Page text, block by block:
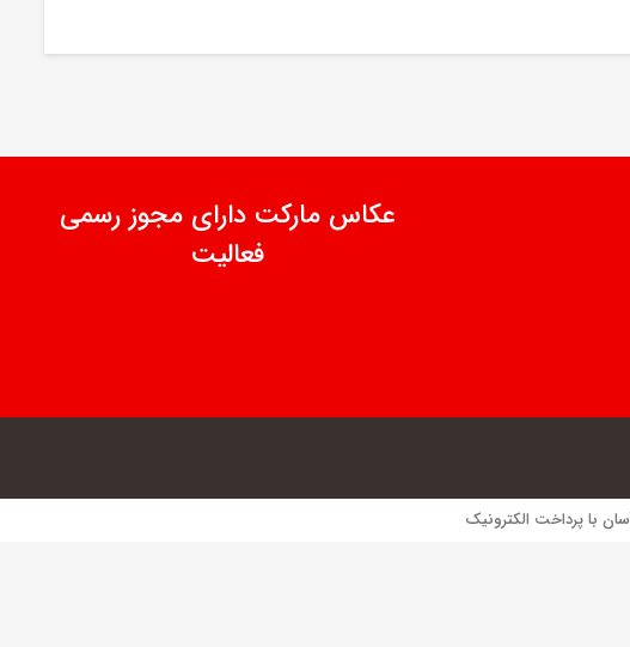
عکاس مارکت دارای مجوز رسمی
فعالیت